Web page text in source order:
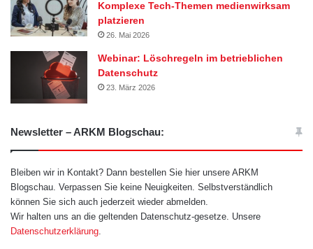
Komplexe Tech-Themen medienwirksam
platzieren
26. Mai 2026
Webinar: Löschregeln im betrieblichen
Datenschutz
23. März 2026
Newsletter – ARKM Blogschau:
Bleiben wir in Kontakt? Dann bestellen Sie hier unsere ARKM
Blogschau. Verpassen Sie keine Neuigkeiten. Selbstverständlich
können Sie sich auch jederzeit wieder abmelden.
Wir halten uns an die geltenden Datenschutz-gesetze. Unsere
Datenschutzerklärung